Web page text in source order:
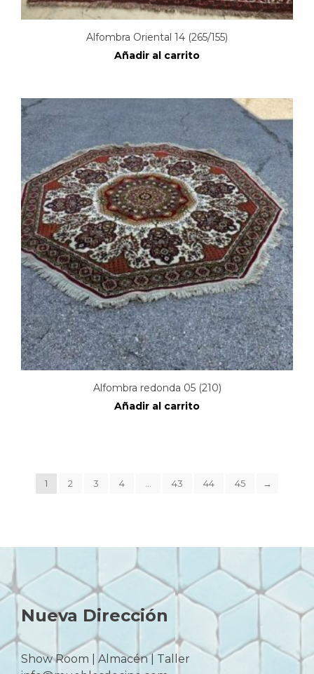
Alfombra Oriental 14 (265/155)
Añadir al carrito
Alfombra redonda 05 (210)
Añadir al carrito
1 2 3 4 … 43 44 45 →
Nueva Dirección
Show Room | Almacén | Taller